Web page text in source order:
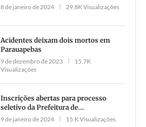
8 de janeiro de 2024 29,8K Visualizações
Acidentes deixam dois mortos em
Parauapebas
9 de dezembro de 2023
15,7K
Visualizações
Inscrições abertas para processo
seletivo da Prefeitura de...
9 de janeiro de 2024 15,K Visualizações